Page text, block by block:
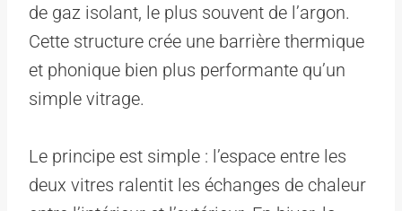
de gaz isolant, le plus souvent de l’argon.
Cette structure crée une barrière thermique
et phonique bien plus performante qu’un
simple vitrage.
Le principe est simple : l’espace entre les
deux vitres ralentit les échanges de chaleur